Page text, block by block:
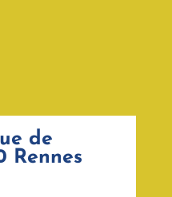
de
Rennes